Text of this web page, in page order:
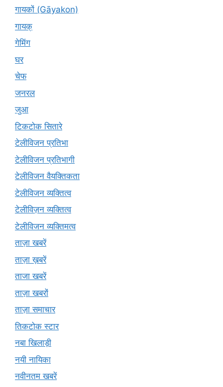
गायकों (Gāyakon)
गायक्
गेमिंग
घर
चेफ
जनरल
जुआ
टिकटोक सितारे
टेलीविजन प्रतिभा
टेलीविजन प्रतिभागी
टेलीविजन वैयक्तिकता
टेलीविजन व्यक्तित्व
टेलीविज़न व्यक्तित्व
टेलीविजन व्यक्तिमत्व
ताज़ा खबरें
ताज़ा ख़बरें
ताजा खबरें
ताज़ा खबरों
ताज़ा समाचार
तिकटोक स्टार
नबा खिलाड़ी
नयी नायिका
नवीनतम खबरें